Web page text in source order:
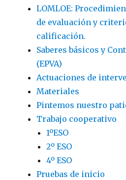
LOMLOE:
de evaluación y
calificación.
Saberes básicos y
(EPVA)
Actuaciones de
Materiales
Pintemos nuestro
Trabajo cooperativo
1ºESO
2º ESO
4º ESO
Pruebas de inicio